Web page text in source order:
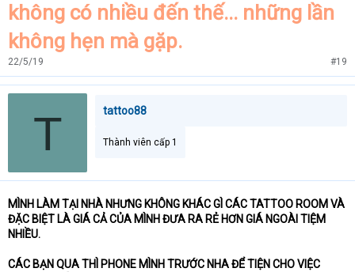
không có nhiều đến thế... những lần
không hẹn mà gặp.
22/5/19 #19
T tattoo88
Thành viên cấp 1
MÌNH LÀM TẠI NHÀ NHƯNG KHÔNG KHÁC GÌ CÁC TATTOO ROOM VÀ
ĐẶC BIỆT LÀ GIÁ CẢ CỦA MÌNH ĐƯA RA RẺ HƠN GIÁ NGOÀI TIỆM
NHIỀU.
CÁC BẠN QUA THÌ PHONE MÌNH TRƯỚC NHA ĐỂ TIỆN CHO VIỆC